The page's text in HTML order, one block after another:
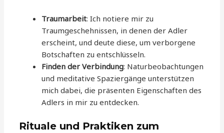
Traumarbeit: Ich notiere mir zu
Traumgeschehnissen, in denen der Adler
erscheint, und deute diese, um verborgene
Botschaften zu entschlüsseln.
Finden der Verbindung: Naturbeobachtungen
und meditative Spaziergänge unterstützen
mich dabei, die präsenten Eigenschaften des
Adlers in mir zu entdecken.
Rituale und Praktiken zum